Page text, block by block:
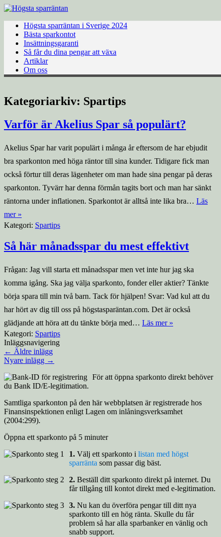
Hoppa
innehållHögsta sparräntan i Sverige 2024
Bästa sparkontot
Insättningsgaranti
Så får du dina pengar att växa
Artiklar
Om oss
Kategoriarkiv: Spartips
Varför är Akelius Spar så populärt?
Akelius Spar har varit populärt i många år eftersom de har ebjudit
bra sparkonton med höga räntor till sina kunder. Tidigare fick man
också förtur till deras lägenheter om man hade sina pengar på deras
sparkonton. Tyvärr har denna förmån tagits bort och man har sänkt
räntorna under inflationen. Sparkontot är alltså inte lika bra… Läs
mer »
Kategori: Spartips
Så här månadsspar du mest effektivt
Frågan: Jag vill starta ett månadsspar men vet inte hur jag ska
komma igång. Ska jag välja sparkonto, fonder eller aktier? Tänkte
börja spara till min två barn. Tack för hjälpen! Svar: Vad kul att du
har hört av dig till oss på högstasparäntan.com. Det är också
glädjande att höra att du tänkte börja med… Läs mer »
Kategori: Spartips
Inläggsnavigering
← Äldre inlägg
Nyare inlägg →
För att öppna sparkonto direkt behöver
du Bank ID/E-legitimation.
Samtliga sparkonton på den här webbplatsen är registrerade hos
Finansinspektionen enligt Lagen om inlåningsverksamhet
(2004:299).
Öppna ett sparkonto på 5 minuter
1. Välj ett sparkonto i listan med högst
sparränta som passar dig bäst.
2. Beställ ditt sparkonto direkt på internet. Du
får tillgång till kontot direkt med e-legitimation.
3. Nu kan du överföra pengar till ditt nya
sparkonto till en hög ränta. Skulle du får
problem så har alla sparbanker en vänlig och
snabb support.